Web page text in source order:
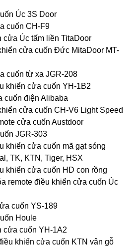
Úc 3S Door
cuốn CH-F9
cửa Úc tấm liền TitaDoor
cửa cuốn Đức MitaDoor MT-
cuốn từ xa JGR-208
khiển cửa cuốn YH-1B2
cuốn điện Alibaba
cửa cuốn CH-V6 Light Speed
cửa cuốn Austdoor
JGR-303
khiển cửa cuốn mã gạt sóng
TK, KTN, Tiger, HSX
khiển cửa cuốn HD con rồng
remote điều khiển cửa cuốn Úc
cuốn YS-189
Houle
cửa cuốn YH-1A2
khiển cửa cuốn KTN vân gỗ